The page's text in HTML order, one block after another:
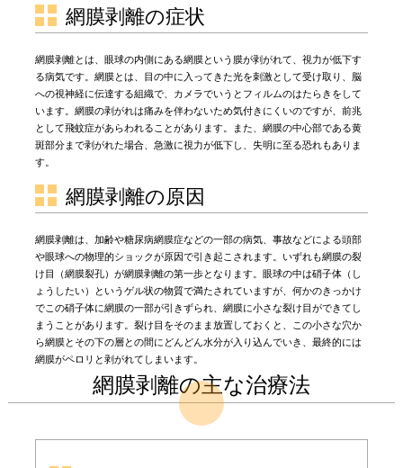
網膜剥離の症状
網膜剥離とは、眼球の内側にある網膜という膜が剥がれて、視力が低下す
る病気です。網膜とは、目の中に入ってきた光を刺激として受け取り、脳
への視神経に伝達する組織で、カメラでいうとフィルムのはたらきをして
います。網膜の剥がれは痛みを伴わないため気付きにくいのですが、前兆
として飛蚊症があらわれることがあります。また、網膜の中心部である黄
斑部分まで剥がれた場合、急激に視力が低下し、失明に至る恐れもありま
す。
網膜剥離の原因
網膜剥離は、加齢や糖尿病網膜症などの一部の病気、事故などによる頭部
や眼球への物理的ショックが原因で引き起こされます。いずれも網膜の裂
け目（網膜裂孔）が網膜剥離の第一歩となります。眼球の中は硝子体（し
ょうしたい）というゲル状の物質で満たされていますが、何かのきっかけ
でこの硝子体に網膜の一部が引きずられ、網膜に小さな裂け目ができてし
まうことがあります。裂け目をそのまま放置しておくと、この小さな穴か
ら網膜とその下の層との間にどんどん水分が入り込んでいき、最終的には
網膜がペロリと剥がれてしまいます。
網膜剥離の主な治療法